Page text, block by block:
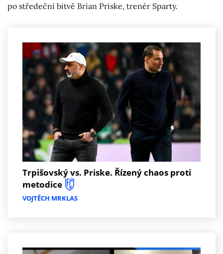
po středeční bitvě Brian Priske, trenér Sparty.
Trpišovský vs. Priske. Řízený chaos proti
metodice
VOJTĚCH MRKLAS